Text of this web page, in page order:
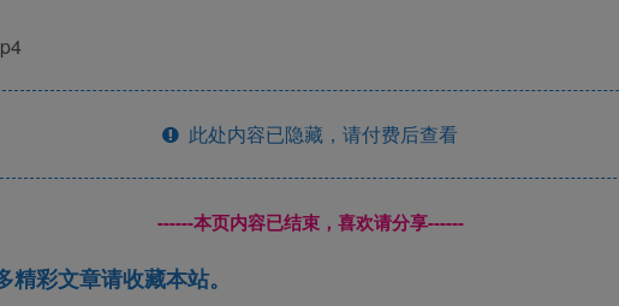
此处内容已隐藏，请付费后查看
------本页内容已结束，喜欢请分享------
彩文章请收藏本站。